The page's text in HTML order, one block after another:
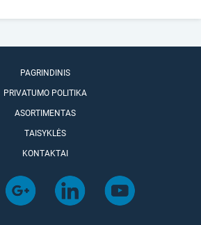
PAGRINDINIS
PRIVATUMO POLITIKA
ASORTIMENTAS
TAISYKLĖS
KONTAKTAI